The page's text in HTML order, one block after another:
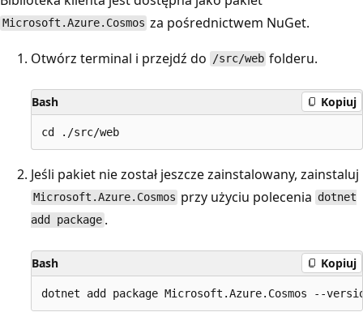
Microsoft.Azure.Cosmos za pośrednictwem NuGet.
Otwórz terminal i przejdź do /src/web folderu.
Bash Kopiuj
Jeśli pakiet nie został jeszcze zainstalowany, zainstaluj
Microsoft.Azure.Cosmos przy użyciu polecenia dotnet
add package .
Bash Kopiuj